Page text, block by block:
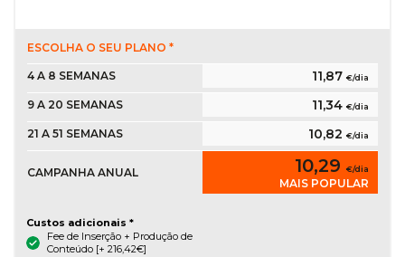
ESCOLHA O SEU PLANO *
4 A 8 SEMANAS 11,87 €/dia
9 A 20 SEMANAS 11,34 €/dia
21 A 51 SEMANAS 10,82 €/dia
CAMPANHA ANUAL 10,29 €/dia
MAIS POPULAR
Custos adicionais *
Fee de Inserção + Produção de
Conteúdo [+ 216,42€]